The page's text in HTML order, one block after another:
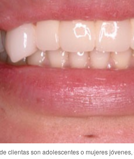
clientas son adolescentes o mujeres